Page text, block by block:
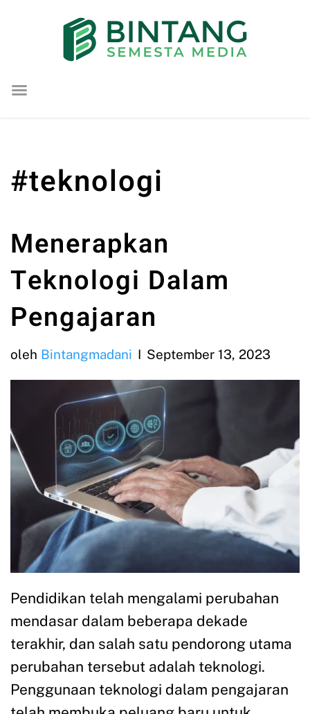
konten
#teknologi
Menerapkan
Teknologi Dalam
Pengajaran
oleh Bintangmadani September 13, 2023
Pendidikan telah mengalami perubahan
mendasar dalam beberapa dekade
terakhir, dan salah satu pendorong utama
perubahan tersebut adalah teknologi.
Penggunaan teknologi dalam pengajaran